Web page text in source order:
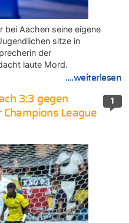
bei Aachen seine eigene
sitze in
der
laute Mord.
....weiterlesen
1
3:3 gegen
League